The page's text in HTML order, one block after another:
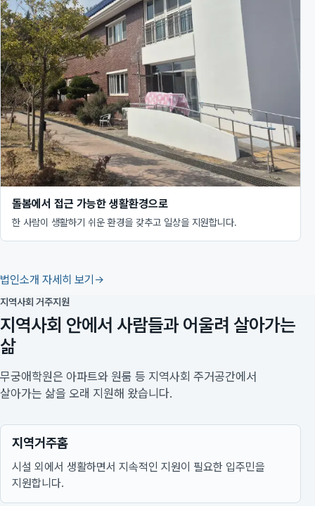
돌봄에서 접근 가능한 생활환경으로
한 사람이 생활하기 쉬운 환경을 갖추고 일상을 지원합니다.
법인소개 자세히 보기
지역사회 거주지원
지역사회 안에서 사람들과 어울려 살아가는
삶
무궁애학원은 아파트와 원룸 등 지역사회 주거공간에서
살아가는 삶을 오래 지원해 왔습니다.
지역거주홈
시설 외에서 생활하면서 지속적인 지원이 필요한 입주민을
지원합니다.